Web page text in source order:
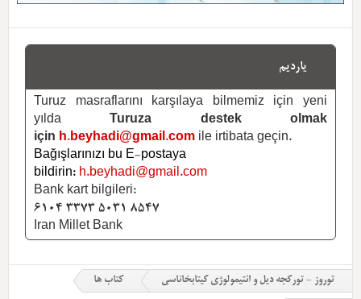
یاردیم
Turuz masraflarını karşılaya bilmemiz için yeni
yılda
Turuza destek olmak
için h.beyhadi@gmail.com ile irtibata geçin.
Bağışlarınızı bu E-postaya
bildirin: h.beyhadi@gmail.com
Bank kart bilgileri:
6104 3373 5031 8547
Iran Millet Bank
توروز - تورکجه دیل و ائتیمولوژی کیتابخاناسی کتاب ها